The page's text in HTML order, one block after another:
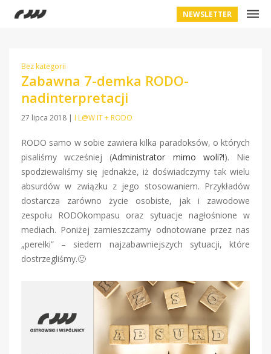
NEWSLETTER
Bez kategorii
Zabawna 7-demka RODO-
nadinterpretacji
27 lipca 2018 | I L@W IT + RODO
RODO samo w sobie zawiera kilka paradoksów, o których
pisaliśmy wcześniej (Administrator mimo woli?!). Nie
spodziewaliśmy się jednakże, iż doświadczymy tak wielu
absurdów w związku z jego stosowaniem. Przykładów
dostarcza zarówno życie osobiste, jak i zawodowe
zespołu RODOkompasu oraz sytuacje nagłośnione w
mediach. Poniżej zamieszczamy odnotowane przez nas
„perełki” – siedem najzabawniejszych sytuacji, które
dostrzegliśmy.🙂